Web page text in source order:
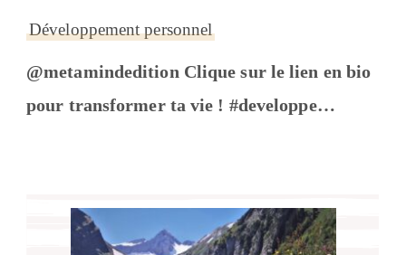
Développement personnel
@metamindedition Clique sur le lien en bio
pour transformer ta vie ! #developpe…